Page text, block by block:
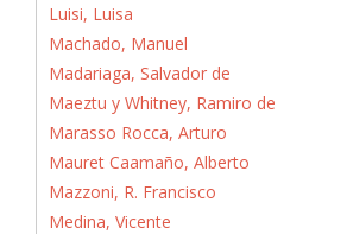
Luisi, Luisa
Machado, Manuel
Madariaga, Salvador de
Maeztu y Whitney, Ramiro de
Marasso Rocca, Arturo
Mauret Caamaño, Alberto
Mazzoni, R. Francisco
Medina, Vicente